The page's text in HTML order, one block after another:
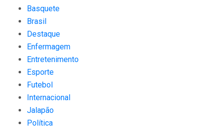
Basquete
Brasil
Destaque
Enfermagem
Entretenimento
Esporte
Futebol
Internacional
Jalapão
Política